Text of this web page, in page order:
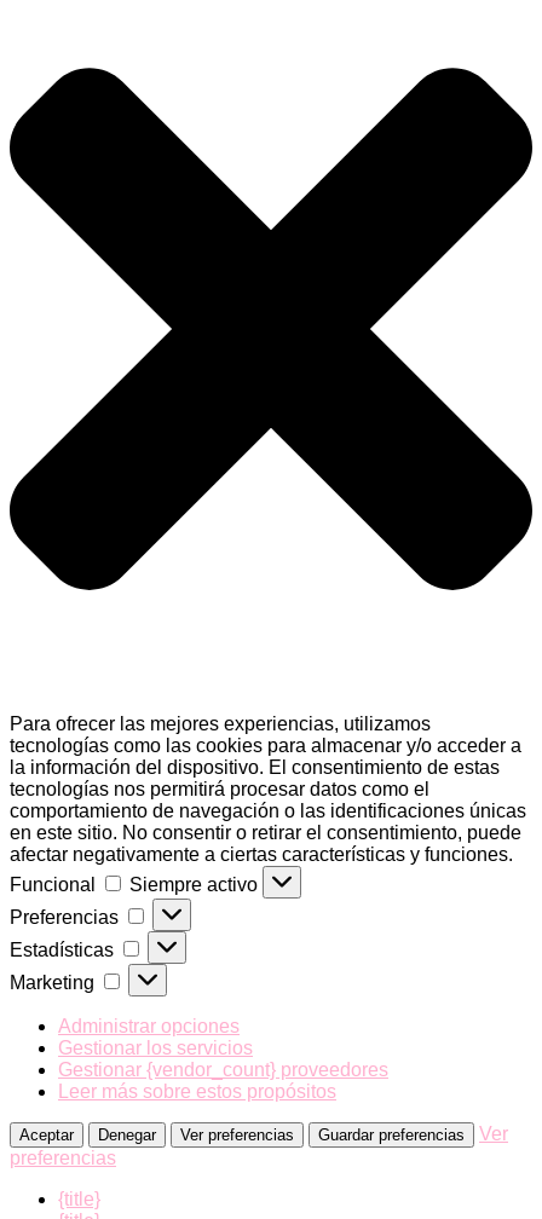
Para ofrecer las mejores experiencias, utilizamos
tecnologías como las cookies para almacenar y/o acceder a
la información del dispositivo. El consentimiento de estas
tecnologías nos permitirá procesar datos como el
comportamiento de navegación o las identificaciones únicas
en este sitio. No consentir o retirar el consentimiento, puede
afectar negativamente a ciertas características y funciones.
Funcional
Funcional
Siempre activo
Preferencias
Preferencias
Estadísticas Estadísticas
Marketing Marketing
Administrar opciones
Gestionar los servicios
Gestionar {vendor_count} proveedores
Leer más sobre estos propósitos
Aceptar Denegar Ver preferencias Guardar preferencias
Ver
preferencias
{title}